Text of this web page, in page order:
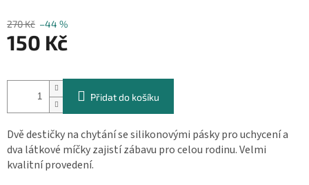
270 Kč –44 %
150 Kč
cena:
Přidat do košíku
Dvě destičky na chytání se silikonovými pásky pro uchycení a
dva látkové míčky zajistí zábavu pro celou rodinu. Velmi
kvalitní provedení.